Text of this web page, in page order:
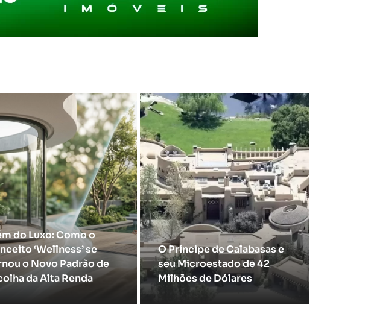
do Luxo: Como o
‘Wellness’ se
o Novo Padrão de
da Alta Renda
O Príncipe de Calabasas e
seu Microestado de 42
Milhões de Dólares